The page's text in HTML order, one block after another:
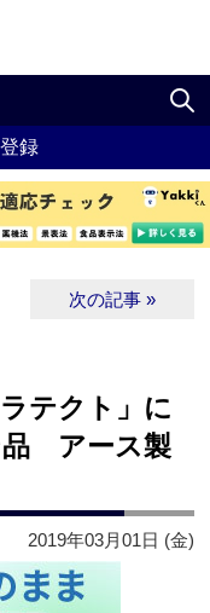
録
次の記事 »
テクト」に
品 アース製
2019年03月01日 (金)